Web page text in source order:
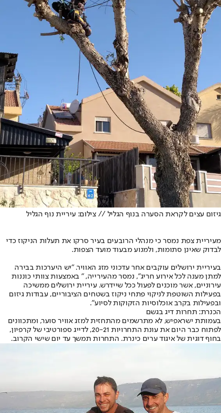
גיזום עצים לקראת הסערה בנוף הגליל // צילום: עיריית נוף הגליל
מעיריית צפת נמסר כי מנהלי הרובעים בעיר סרקו את תעלות הניקוז כדי
לבדוק שאינן סתומות, ולמנוע מבעוד מועד הצפות.
בעיריית ירושלים עוקבים אחר עדכוני מזג האוויר. "יש היערכות בבירה
למתן מענה לכל אירוע חריג", נמסר מהעירייה, " באמצעות צוותי כוננות
עירוניים, אשר מוכנים לפעול ככל שיידרש. עיריית ירושלים ממשיכה
בפעילות השוטפת לניקוי פתחי ניקוז בשטחים הציבוריים, עבודות גיזום
ובפעילות בקרב אוכלוסיות הזקוקות לסיוע".
הכנרת: תחרות דיג בגשם
בעמותת ישראפיש, לא מתרשמים מהתחזית למזג אוויר סוער, ומתכוונים
לפתוח כבר היום את עונת התחרויות 20-21, לדייג ספורטיבי של קרפיון,
בחוף דוגית של איגוד ערים כינרת. התחרות תמשך עד יום שישי הקרוב.